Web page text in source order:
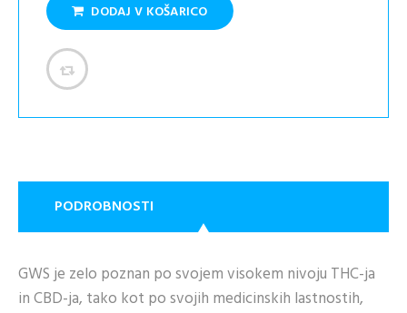
DODAJ V KOŠARICO
PODROBNOSTI
GWS je zelo poznan po svojem visokem nivoju THC-ja
in CBD-ja, tako kot po svojih medicinskih lastnostih,